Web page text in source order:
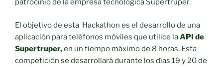
patrocinio de la empresa tecnológica Supertruper.
El objetivo de esta Hackathon es el desarrollo de una
aplicación para teléfonos móviles que utilice laAPI de
Supertruper,en un tiempo máximo de 8 horas. Esta
competición se desarrollará durante los días 19 y 20 de